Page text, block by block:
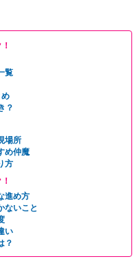
覧
め
？
場所
め仲魔
方
進め方
ないこと
い
？